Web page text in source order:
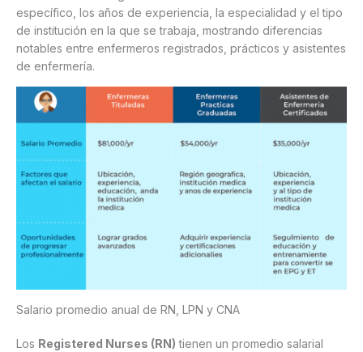
específico, los años de experiencia, la especialidad y el tipo
de institución en la que se trabaja, mostrando diferencias
notables entre enfermeros registrados, prácticos y asistentes
de enfermería.
Salario promedio anual de RN, LPN y CNA
Los Registered Nurses (RN) tienen un promedio salarial